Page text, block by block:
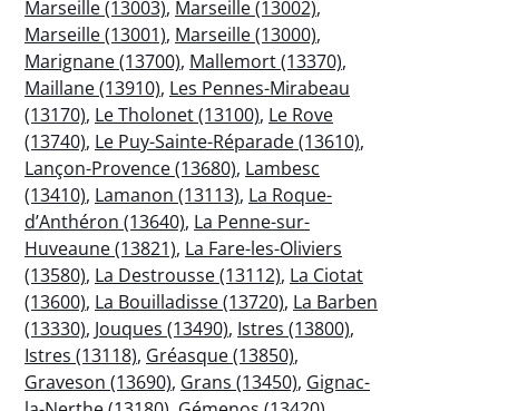
Marseille (13003), Marseille (13002),
Marseille (13001), Marseille (13000),
Marignane (13700), Mallemort (13370),
Maillane (13910), Les Pennes-Mirabeau
(13170), Le Tholonet (13100), Le Rove
(13740), Le Puy-Sainte-Réparade (13610),
Lançon-Provence (13680), Lambesc
(13410), Lamanon (13113), La Roque-
d’Anthéron (13640), La Penne-sur-
Huveaune (13821), La Fare-les-Oliviers
(13580), La Destrousse (13112), La Ciotat
(13600), La Bouilladisse (13720), La Barben
(13330), Jouques (13490), Istres (13800),
Istres (13118), Gréasque (13850),
Graveson (13690), Grans (13450), Gignac-